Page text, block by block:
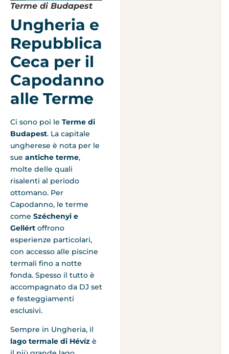
Terme di Budapest
Ungheria e
Repubblica
Ceca per il
Capodanno
alle Terme
Ci sono poi le Terme di
Budapest. La capitale
ungherese è nota per le
sue antiche terme,
molte delle quali
risalenti al periodo
ottomano. Per
Capodanno, le terme
come Széchenyi e
Gellért offrono
esperienze particolari,
con accesso alle piscine
termali fino a notte
fonda. Spesso il tutto è
accompagnato da DJ set
e festeggiamenti
esclusivi​.
Sempre in Ungheria, il
lago termale di Hévíz è